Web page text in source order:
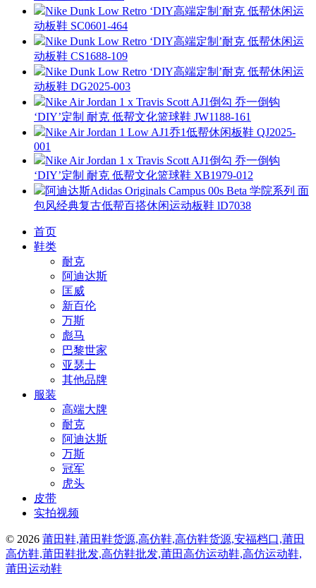
Nike Dunk Low Retro ‘DIY高端定制’耐克 低帮休闲运
动板鞋 SC0601-464
Nike Dunk Low Retro ‘DIY高端定制’耐克 低帮休闲运
动板鞋 CS1688-109
Nike Dunk Low Retro ‘DIY高端定制’耐克 低帮休闲运
动板鞋 DG2025-003
Nike Air Jordan 1 x Travis Scott AJ1倒勾 乔一倒钩
‘DIY’定制 耐克 低帮文化篮球鞋 JW1188-161
Nike Air Jordan 1 Low AJ1乔1低帮休闲板鞋 QJ2025-
001
Nike Air Jordan 1 x Travis Scott AJ1倒勾 乔一倒钩
‘DIY’定制 耐克 低帮文化篮球鞋 XB1979-012
阿迪达斯Adidas Originals Campus 00s Beta 学院系列 面
包风经典复古低帮百搭休闲运动板鞋 lD7038
首页
鞋类
耐克
阿迪达斯
匡威
新百伦
万斯
彪马
巴黎世家
亚瑟士
其他品牌
服装
高端大牌
耐克
阿迪达斯
万斯
冠军
虎头
皮带
实拍视频
© 2026 莆田鞋,莆田鞋货源,高仿鞋,高仿鞋货源,安福档口,莆田
高仿鞋,莆田鞋批发,高仿鞋批发,莆田高仿运动鞋,高仿运动鞋,
莆田运动鞋